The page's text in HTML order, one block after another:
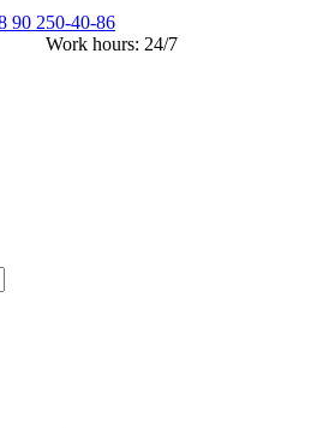
90 250-40-86
Work hours: 24/7